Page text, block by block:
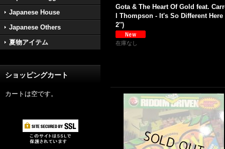
Japanese House
Japanese Others
夏物アイテム
ショッピングカート
カートは空です。
Gota & The Heart Of Gold feat.
l Thompson - It's So Different Here
2'')
在庫なし